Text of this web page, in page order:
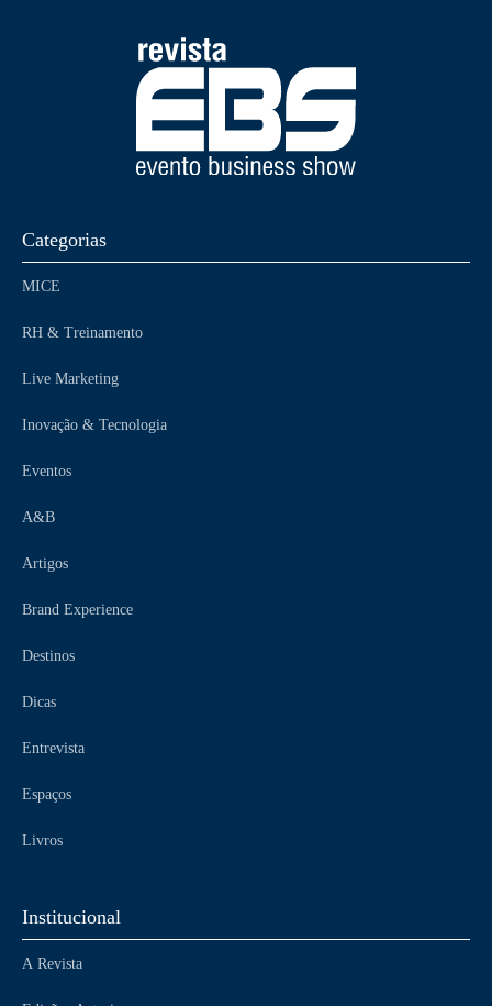
Categorias
MICE
RH & Treinamento
Live Marketing
Inovação & Tecnologia
Eventos
A&B
Artigos
Brand Experience
Destinos
Dicas
Entrevista
Espaços
Livros
Institucional
A Revista